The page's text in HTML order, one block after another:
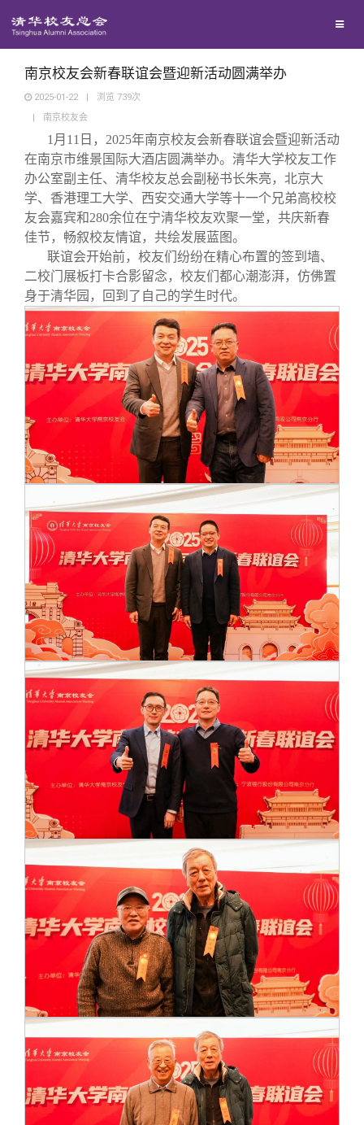
地区联络
院系校友工作
专业委员会
兴趣群体
西南联大校友会
回馈母校
捐赠新闻
捐赠纪事
捐赠方法
义工计划
《清华校友通讯》
《水木清华》
我要订阅
新媒体平台
百年清华
清华人物
清华故事
青春风采
校友文苑
校友讲坛
校友视界
校友服务
终身学习
信息化服务
三创大赛
实用信息
校友总会
总会简介
会长致辞
总会章程
理事会名单
制度法规
联系我们
南京校友会新春联谊会暨迎新活动圆满举办
2025-01-22 | 浏览 739次
|
南京校友会
1月11日，2025年南京校友会新春联谊会暨迎新活动
在南京市维景国际大酒店圆满举办。清华大学校友工作
办公室副主任、清华校友总会副秘书长朱亮，北京大
学、香港理工大学、西安交通大学等十一个兄弟高校校
友会嘉宾和280余位在宁清华校友欢聚一堂，共庆新春
佳节，畅叙校友情谊，共绘发展蓝图。
联谊会开始前，校友们纷纷在精心布置的签到墙、
二校门展板打卡合影留念，校友们都心潮澎湃，仿佛置
身于清华园，回到了自己的学生时代。